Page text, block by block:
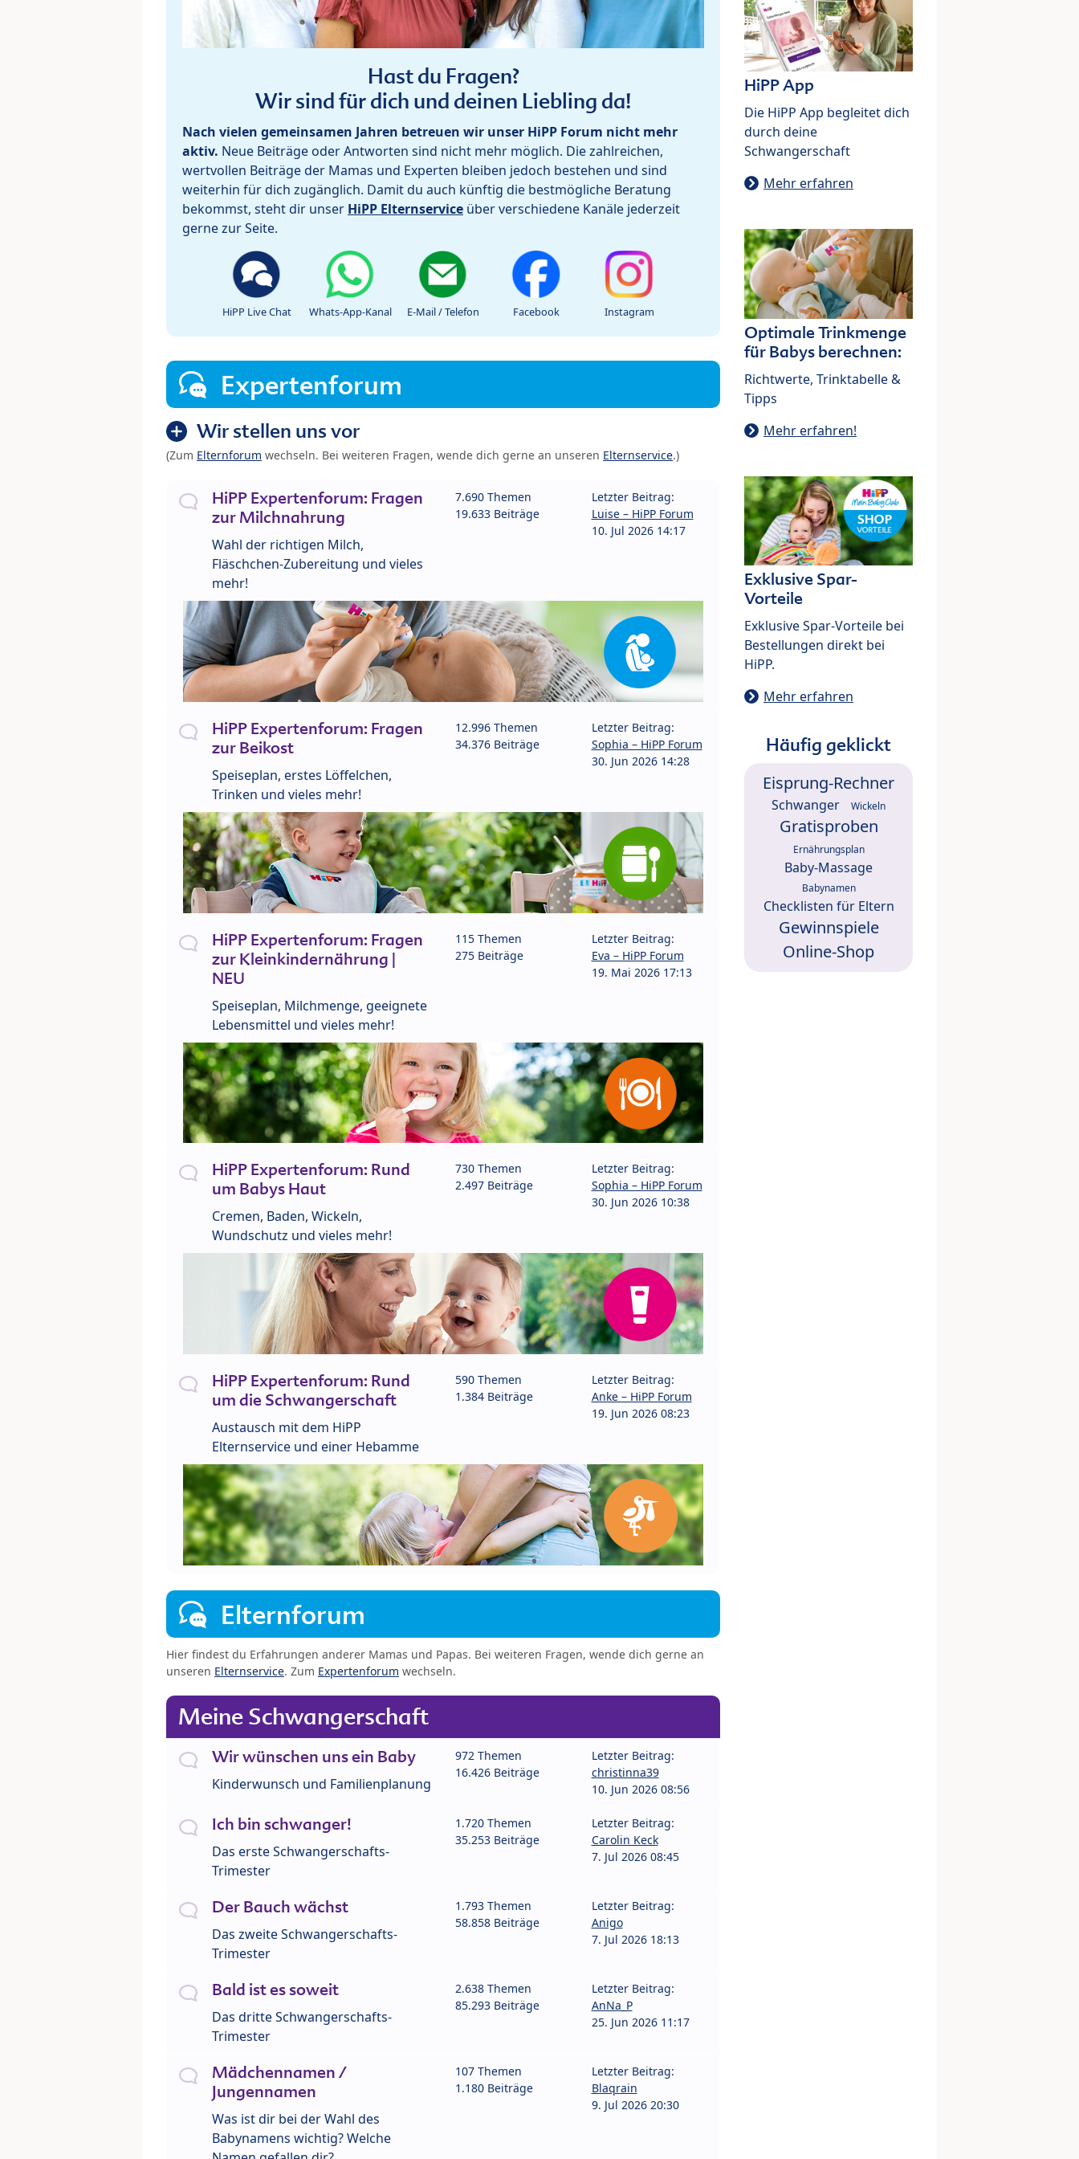
Hast du Fragen?
Wir sind für dich und deinen Liebling da!
Nach vielen gemeinsamen Jahren betreuen wir unser HiPP Forum nicht mehr
aktiv. Neue Beiträge oder Antworten sind nicht mehr möglich. Die zahlreichen,
wertvollen Beiträge der Mamas und Experten bleiben jedoch bestehen und sind
weiterhin für dich zugänglich. Damit du auch künftig die bestmögliche Beratung
bekommst, steht dir unser HiPP Elternservice über verschiedene Kanäle jederzeit
gerne zur Seite.
HiPP Live Chat Whats-App-Kanal E-Mail / Telefon Facebook Instagram
Expertenforum
Wir stellen uns vor
(Zum Elternforum wechseln. Bei weiteren Fragen, wende dich gerne an unseren Elternservice.)
HiPP Expertenforum: Fragen
zur Milchnahrung
Wahl der richtigen Milch,
Fläschchen-Zubereitung und vieles
mehr!
7.690 Themen
19.633 Beiträge
Letzter Beitrag:
Luise – HiPP Forum
10. Jul 2026 14:17
HiPP Expertenforum: Fragen
zur Beikost
Speiseplan, erstes Löffelchen,
Trinken und vieles mehr!
12.996 Themen
34.376 Beiträge
Letzter Beitrag:
Sophia – HiPP Forum
30. Jun 2026 14:28
HiPP Expertenforum: Fragen
zur Kleinkindernährung |
NEU
Speiseplan, Milchmenge, geeignete
Lebensmittel und vieles mehr!
115 Themen
275 Beiträge
Letzter Beitrag:
Eva – HiPP Forum
19. Mai 2026 17:13
HiPP Expertenforum: Rund
um Babys Haut
Cremen, Baden, Wickeln,
Wundschutz und vieles mehr!
730 Themen
2.497 Beiträge
Letzter Beitrag:
Sophia – HiPP Forum
30. Jun 2026 10:38
HiPP Expertenforum: Rund
um die Schwangerschaft
Austausch mit dem HiPP
Elternservice und einer Hebamme
590 Themen
1.384 Beiträge
Letzter Beitrag:
Anke – HiPP Forum
19. Jun 2026 08:23
Elternforum
Hier findest du Erfahrungen anderer Mamas und Papas. Bei weiteren Fragen, wende dich gerne an
unseren Elternservice. Zum Expertenforum wechseln.
Meine Schwangerschaft
Wir wünschen uns ein Baby
Kinderwunsch und Familienplanung
972 Themen
16.426 Beiträge
Letzter Beitrag:
christinna39
10. Jun 2026 08:56
Ich bin schwanger!
Das erste Schwangerschafts-
Trimester
1.720 Themen
35.253 Beiträge
Letzter Beitrag:
Carolin Keck
7. Jul 2026 08:45
Der Bauch wächst
Das zweite Schwangerschafts-
Trimester
1.793 Themen
58.858 Beiträge
Letzter Beitrag:
Anigo
7. Jul 2026 18:13
Bald ist es soweit
Das dritte Schwangerschafts-
Trimester
2.638 Themen
85.293 Beiträge
Letzter Beitrag:
AnNa_P
25. Jun 2026 11:17
Mädchennamen /
Jungennamen
Was ist dir bei der Wahl des
Babynamens wichtig? Welche
107 Themen
1.180 Beiträge
Letzter Beitrag:
Blaqrain
9. Jul 2026 20:30
HiPP App
Die HiPP App begleitet dich
durch deine
Schwangerschaft
Mehr erfahren
Optimale Trinkmenge
für Babys berechnen:
Richtwerte, Trinktabelle &
Tipps
Mehr erfahren!
Exklusive Spar-
Vorteile
Exklusive Spar-Vorteile bei
Bestellungen direkt bei
HiPP.
Mehr erfahren
Häufig geklickt
Eisprung-Rechner
Schwanger Wickeln
Gratisproben
Ernährungsplan
Baby-Massage
Babynamen
Checklisten für Eltern
Gewinnspiele
Online-Shop